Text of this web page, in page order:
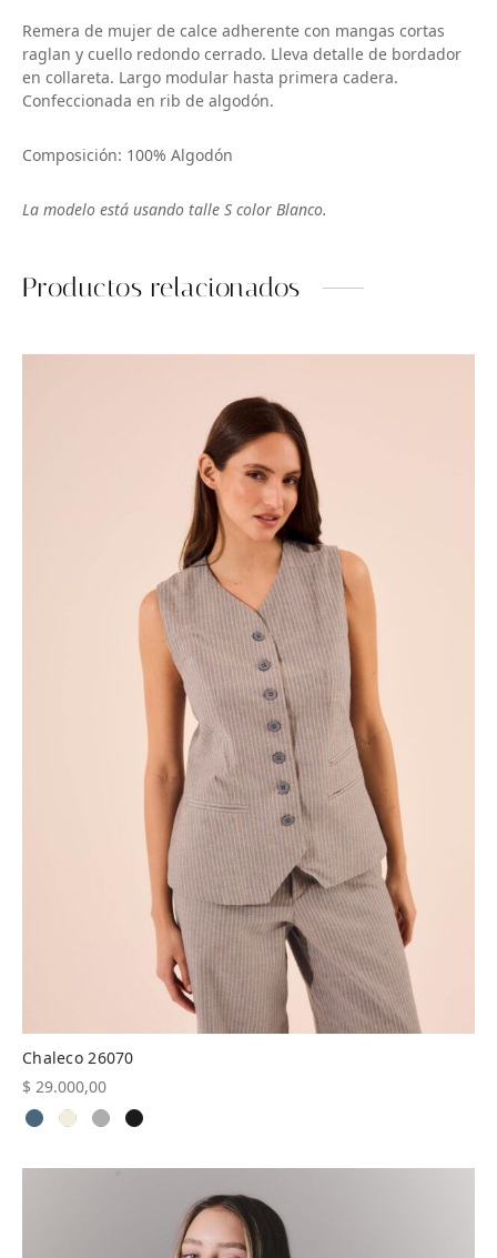
Remera de mujer de calce adherente con mangas cortas
raglan y cuello redondo cerrado. Lleva detalle de bordador
en collareta. Largo modular hasta primera cadera.
Confeccionada en rib de algodón.
Composición: 100% Algodón
La modelo está usando talle S color Blanco.
Productos relacionados
Chaleco 26070
$ 29.000,00